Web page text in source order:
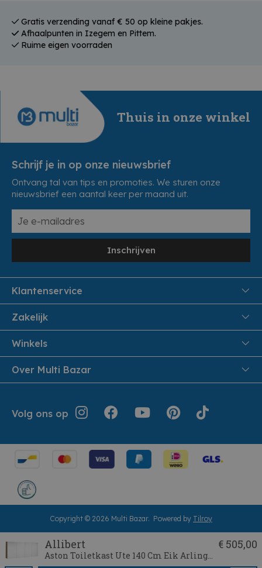
Allibert
Aston Toiletkast Ute 140 Cm Eik Arlington
€ 505,00
Gratis verzending vanaf € 50 op kleine pakjes.
Afhaalpunten in Izegem en Pittem.
Ruime eigen voorraden
Thuis in onze winkel
Schrijf je in op onze nieuwsbrief
Ontvang tal van tips en promoties. We sturen onze
nieuwsbrief een aantal keer per maand uit.
Inschrijven
Klantenservice
FAQ
Veiligheid en Privacy
Leveren aan huis
Jouw bestelling
Klantendienst
Herroepingsrecht
Zakelijk
Samenwoonactie
B2B
Winkels
Pittem
Izegem
Over Multi Bazar
Verhuurdienst
Over Multi Bazar
Inspiratie
Volg ons op
Copyright © 2026 Multi Bazar. Powered by Tilroy